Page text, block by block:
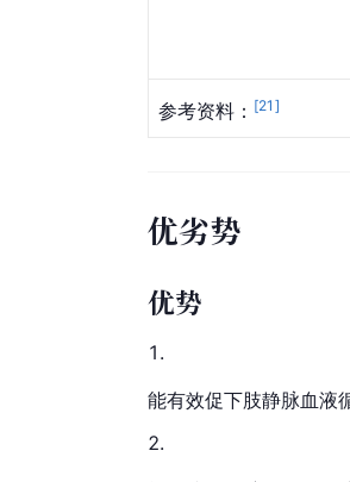
参考资料： [21 ]
优劣势
优势
能有效促下肢静脉血液